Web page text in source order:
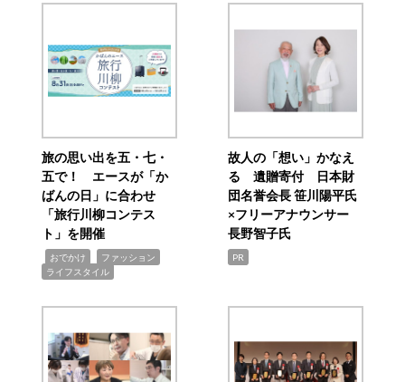
旅の思い出を五・七・
五で！ エースが「か
ばんの日」に合わせ
「旅行川柳コンテス
ト」を開催
おでかけ ファッション
ライフスタイル
故人の「想い」かなえ
る 遺贈寄付 日本財
団名誉会長 笹川陽平氏
×フリーアナウンサー
長野智子氏
PR